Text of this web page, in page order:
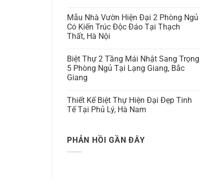
Mẫu Nhà Vườn Hiện Đại 2 Phòng Ngủ
Có Kiến Trúc Độc Đáo Tại Thạch
Thất, Hà Nội
Biệt Thự 2 Tầng Mái Nhật Sang Trọng
5 Phòng Ngủ Tại Lạng Giang, Bắc
Giang
Thiết Kế Biệt Thự Hiện Đại Đẹp Tinh
Tế Tại Phủ Lý, Hà Nam
PHẢN HỒI GẦN ĐÂY